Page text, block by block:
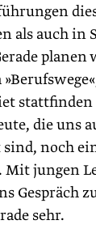
als auch in
planen
stattfinden
die uns
sind, noch
jungen
Gespräch
sehr.